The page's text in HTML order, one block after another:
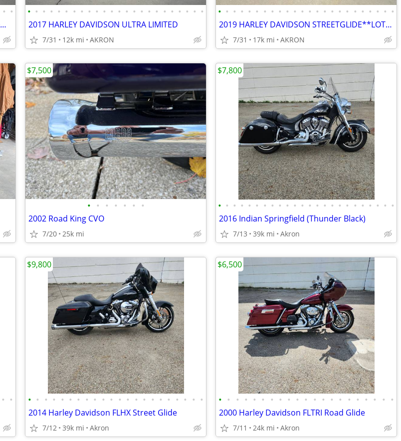
• •
2020 HARLEY DAVIDSON STREETGLIDE**LOW MILES**
• • • • • • • • • • • • • • • • • • • • • • • •
2017 HARLEY DAVIDSON ULTRA LIMITED
7/31 12k mi AKRON
• • • • • • • • • • • • • • • • • • • • • • • •
2019 HARLEY DAVIDSON STREETGLIDE**LOTS OF EXTRAS**
7/31 17k mi AKRON
• • • • • • •
2002 Road King CVO
7/20 25k mi
$7,500
• • • • • • • • • • • • • • • • • • • • • • • •
2016 Indian Springfield (Thunder Black)
7/13 39k mi Akron
$7,800
• • • • • • • • • • • • • • • • • • • • • • • •
2014 Harley Davidson FLHX Street Glide
7/12 39k mi Akron
$9,800
• • • • • • • • • • • • • • • • • • • • •
2000 Harley Davidson FLTRI Road Glide
7/11 24k mi Akron
$6,500